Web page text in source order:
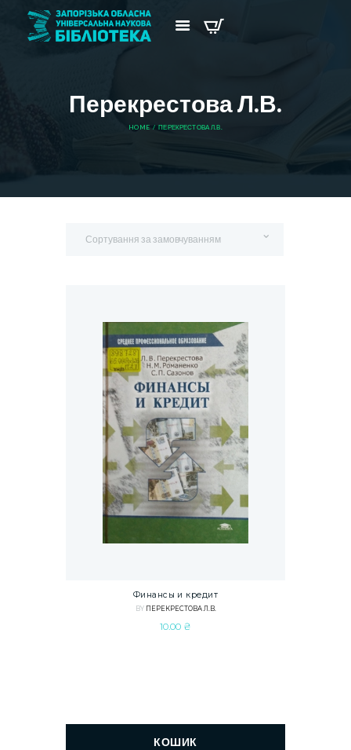
Перекрестова Л.В.
HOME ПЕРЕКРЕСТОВА Л.В.
Финансы и кредит
BY ПЕРЕКРЕСТОВА Л.В.
10.00 ₴
КОШИК